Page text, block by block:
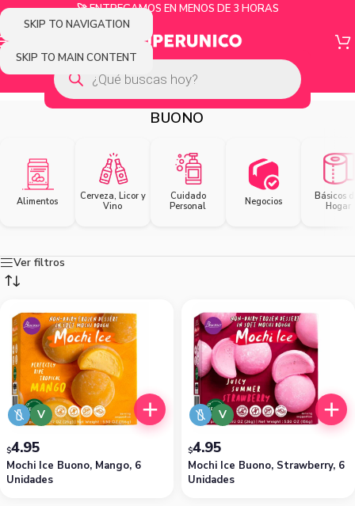
SKIP TO NAVIGATION
SKIP TO MAIN CONTENT
🚀 ENTREGAMOS EN MENOS DE 3 HORAS
BUONO
Alimentos
Cerveza, Licor y
Vino
Cuidado
Personal
Negocios
Básicos
Hogar
Ver filtros
V
Mochi Ice Buono, Mango, 6
Unidades
$4.95
V
Mochi Ice Buono, Strawberry, 6
Unidades
$4.95